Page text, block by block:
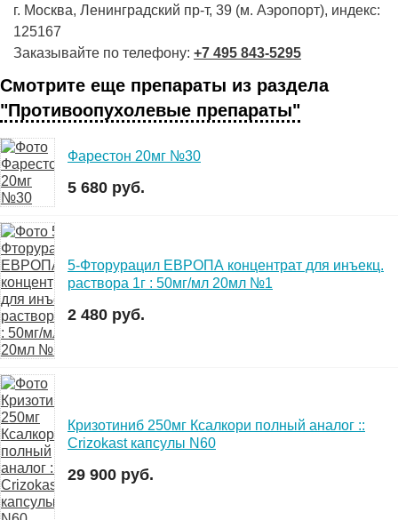
г. Москва, Ленинградский пр-т, 39 (м. Аэропорт), индекс:
125167
Заказывайте по телефону: +7 495 843-5295
Смотрите еще препараты из раздела
"Противоопухолевые препараты"
Фарестон 20мг №30
5 680 руб.
5-Фторурацил ЕВРОПА концентрат для инъекц.
раствора 1г : 50мг/мл 20мл №1
2 480 руб.
Кризотиниб 250мг Ксалкори полный аналог ::
Crizokast капсулы N60
29 900 руб.